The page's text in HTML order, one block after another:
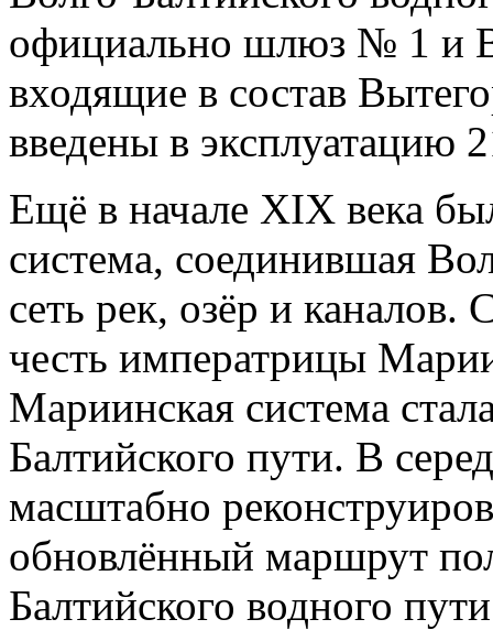
официально шлюз № 1 и
входящие в состав
введены в эксплуатацию
Ещё в начале XIX века
система, соединившая
сеть рек, озёр и каналов.
честь императрицы
Мариинская система
Балтийского пути. В
масштабно
обновлённый маршрут
Балтийского водного